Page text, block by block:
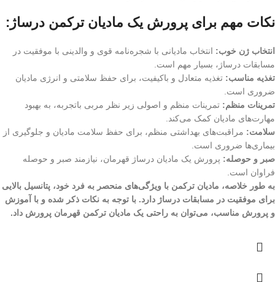
نکات مهم برای پرورش یک مادیان ترکمن درساژ:
انتخاب ژن خوب: انتخاب مادیانی با شجره‌نامه قوی و والدینی با موفقیت در
مسابقات درساژ، بسیار مهم است.
تغذیه مناسب: تغذیه متعادل و باکیفیت، برای حفظ سلامتی و انرژی مادیان
ضروری است.
تمرینات منظم: تمرینات منظم و اصولی زیر نظر مربی باتجربه، به بهبود
مهارت‌های مادیان کمک می‌کند.
سلامت: مراقبت‌های بهداشتی منظم، برای حفظ سلامت مادیان و جلوگیری از
بیماری‌ها ضروری است.
صبر و حوصله: پرورش یک مادیان درساژ قهرمان، نیازمند صبر و حوصله
فراوان است.
به طور خلاصه، مادیان ترکمن با ویژگی‌های منحصر به فرد خود، پتانسیل بالایی
برای موفقیت در مسابقات درساژ دارد. با توجه به نکات ذکر شده و با آموزش
و پرورش مناسب، می‌توان به راحتی یک مادیان ترکمن قهرمان پرورش داد.